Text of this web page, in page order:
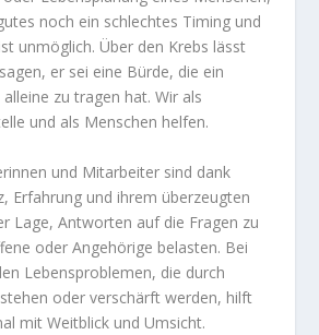
noch ein schlechtes Timing und
unmöglich. Über den Krebs lässt
er sei eine Bürde, die ein
zu tragen hat. Wir als
und als Menschen helfen.
und Mitarbeiter sind dank
Erfahrung und ihrem überzeugten
Lage, Antworten auf die Fragen zu
oder Angehörige belasten. Bei
Lebensproblemen, die durch
oder verschärft werden, hilft
mit Weitblick und Umsicht.